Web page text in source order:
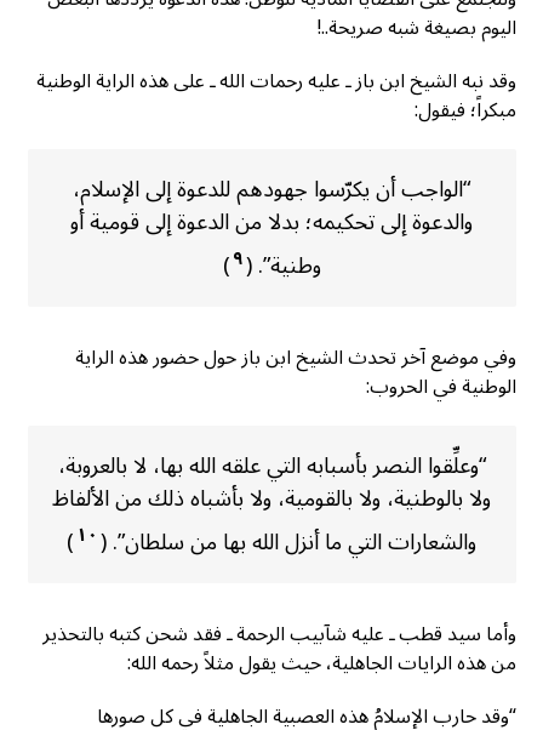
اليوم بصيغة شبه صريحة..!
وقد نبه الشيخ ابن باز ـ عليه رحمات الله ـ على هذه الراية الوطنية
مبكراً؛ فيقول:
“الواجب أن يكرّسوا جهودهم للدعوة إلى الإسلام،
والدعوة إلى تحكيمه؛ بدلا من الدعوة إلى قومية أو
وطنية”. (٩)
وفي موضع آخر تحدث الشيخ ابن باز حول حضور هذه الراية
الوطنية في الحروب:
“وعلِّقوا النصر بأسبابه التي علقه الله بها، لا بالعروبة،
ولا بالوطنية، ولا بالقومية، ولا بأشباه ذلك من الألفاظ
والشعارات التي ما أنزل الله بها من سلطان”. (١٠)
وأما سيد قطب ـ عليه شآبيب الرحمة ـ فقد شحن كتبه بالتحذير
من هذه الرايات الجاهلية، حيث يقول مثلاً رحمه الله:
“وقد حارب الإسلامُ هذه العصبية الجاهلية في كل صورها